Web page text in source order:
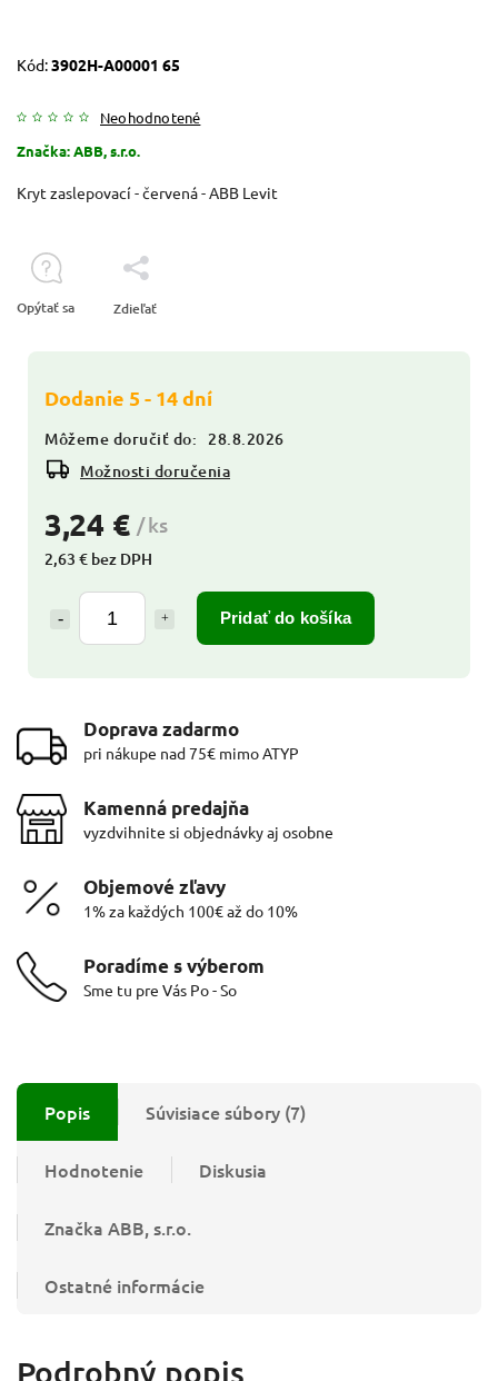
Kód:3902H-A00001 65
Neohodnotené
Značka:ABB, s.r.o.
3,24 € / ks
2,63 € bez DPH
Pridať do košíka
Dodanie 5 - 14 dní
Môžeme doručiť do:
28.8.2026
Možnosti doručenia
Kryt zaslepovací - červená - ABB Levit
Opýtať sa Zdieľať
Doprava zadarmo
pri nákupe nad 75€ mimo ATYP
Kamenná predajňa
vyzdvihnite si objednávky aj osobne
Objemové zľavy
1% za každých 100€ až do 10%
Poradíme s výberom
Sme tu pre Vás Po - So
Popis Súvisiace súbory (7)
Hodnotenie Diskusia
Značka ABB, s.r.o.
Ostatné informácie
Podrobný popis